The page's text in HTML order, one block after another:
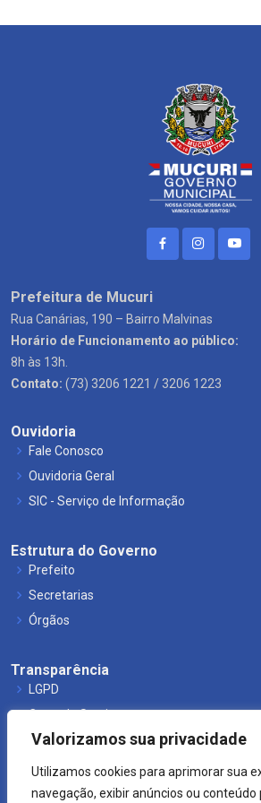
Valorizamos sua privacidade
Utilizamos cookies para aprimorar sua
navegação, exibir anúncios ou conteúdo
Prefeitura de Mucuri
Rua Canárias, 190 – Bairro Malvinas
Horário de Funcionamento ao público:
8h às 13h.
Contato: (73) 3206 1221 / 3206 1223
Ouvidoria
Fale Conosco
Ouvidoria Geral
SIC - Serviço de Informação
Estrutura do Governo
Prefeito
Secretarias
Órgãos
Transparência
LGPD
Carta de Serviços
Leis Municipais